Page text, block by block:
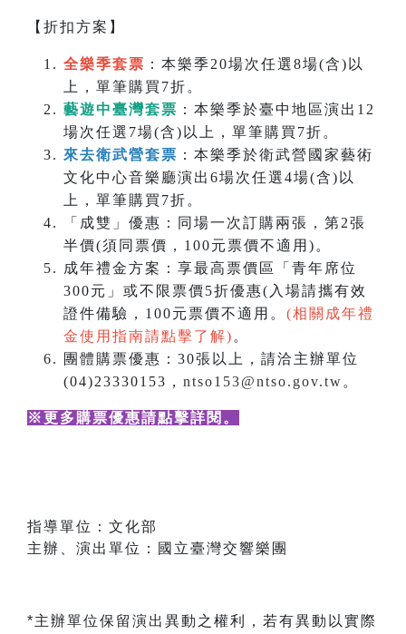
【折扣方案】
全樂季套票 ：本樂季20場次任選8場(含)以
上，單筆購買7折。
藝遊中臺灣套票 ：本樂季於臺中地區演出12
場次任選7場(含)以上，單筆購買7折。
來去衛武營套票 ：本樂季於衛武營國家藝術
文化中心音樂廳演出6場次任選4場(含)以
上，單筆購買7折。
「成雙」優惠：同場一次訂購兩張，第2張
半價(須同票價，100元票價不適用)。
成年禮金方案：享最高票價區「青年席位
300元」或不限票價5折優惠(入場請攜有效
證件備驗，100元票價不適用。 (相關成年禮
金使用指南請點擊了解) 。
團體購票優惠：30張以上，請洽主辦單位
(04)23330153， ntso153@ntso.gov.tw 。
※更多購票優惠請點擊詳閱 。
指導單位：文化部
主辦、演出單位：國立臺灣交響樂團
*主辦單位保留演出異動之權利，若有異動以實際